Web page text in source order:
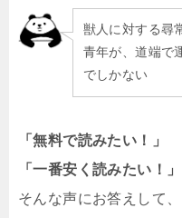
獣人に対する尋
青年が、道端で
でしかない
「無料で読みたい！」
「一番安く読みたい！」
そんな声にお答えして